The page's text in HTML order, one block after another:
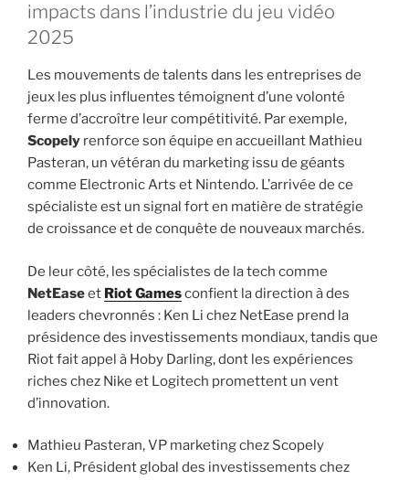
impacts dans l’industrie du jeu vidéo
2025
Les mouvements de talents dans les entreprises de
jeux les plus influentes témoignent d’une volonté
ferme d’accroître leur compétitivité. Par exemple,
Scopely renforce son équipe en accueillant Mathieu
Pasteran, un vétéran du marketing issu de géants
comme Electronic Arts et Nintendo. L’arrivée de ce
spécialiste est un signal fort en matière de stratégie
de croissance et de conquête de nouveaux marchés.
De leur côté, les spécialistes de la tech comme
NetEaseet Riot Gamesconfient la direction à des
leaders chevronnés : Ken Li chez NetEase prend la
présidence des investissements mondiaux, tandis que
Riot fait appel à Hoby Darling, dont les expériences
riches chez Nike et Logitech promettent un vent
d’innovation.
Mathieu Pasteran, VP marketing chez Scopely
Ken Li, Président global des investissements chez